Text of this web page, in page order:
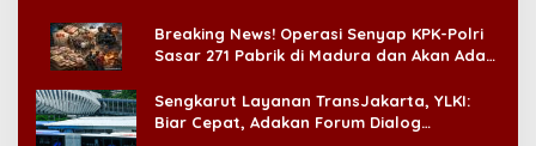
Breaking News! Operasi Senyap KPK-Polri
Sasar 271 Pabrik di Madura dan Akan Ada
Sengkarut Layanan TransJakarta, YLKI:
Biar Cepat, Adakan Forum Dialog